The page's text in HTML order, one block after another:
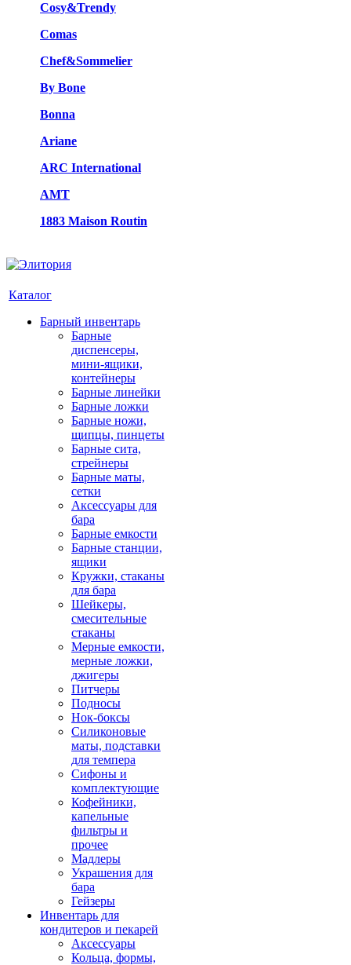
Cosy&Trendy
Comas
Chef&Sommelier
By Bone
Bonna
Ariane
ARC International
AMT
1883 Maison Routin
Каталог
Барный инвентарь
Барные
диспенсеры,
мини-ящики,
контейнеры
Барные линейки
Барные ложки
Барные ножи,
щипцы, пинцеты
Барные сита,
стрейнеры
Барные маты,
сетки
Аксессуары для
бара
Барные емкости
Барные станции,
ящики
Кружки, стаканы
для бара
Шейкеры,
смесительные
стаканы
Мерные емкости,
мерные ложки,
джигеры
Питчеры
Подносы
Нок-боксы
Силиконовые
маты, подставки
для темпера
Сифоны и
комплектующие
Кофейники,
капельные
фильтры и
прочее
Мадлеры
Украшения для
бара
Гейзеры
Инвентарь для
кондитеров и пекарей
Аксессуары
Кольца, формы,